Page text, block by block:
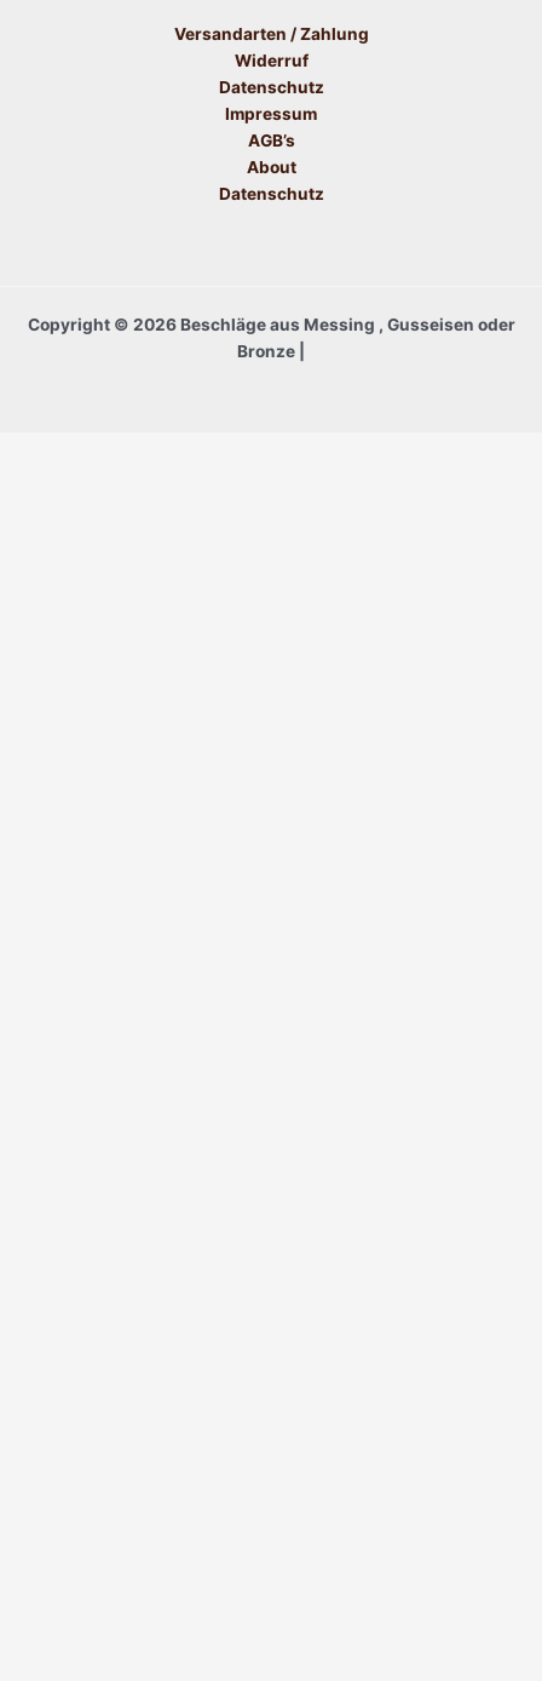
Versandarten / Zahlung
Widerruf
Datenschutz
Impressum
AGB’s
About
Datenschutz
Copyright © 2026 Beschläge aus Messing , Gusseisen oder
Bronze |